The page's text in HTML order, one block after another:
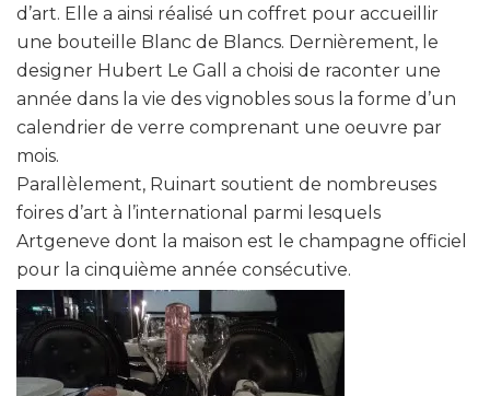
d’art. Elle a ainsi réalisé un coffret pour accueillir
une bouteille Blanc de Blancs. Dernièrement, le
designer Hubert Le Gall a choisi de raconter une
année dans la vie des vignobles sous la forme d’un
calendrier de verre comprenant une oeuvre par
mois.
Parallèlement, Ruinart soutient de nombreuses
foires d’art à l’international parmi lesquels
Artgeneve dont la maison est le champagne officiel
pour la cinquième année consécutive.